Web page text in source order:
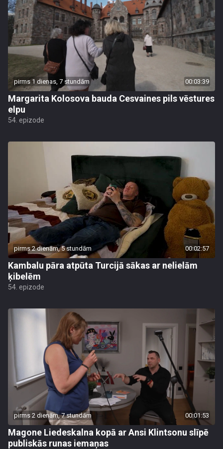
pirms 1 dienas, 7 stundām 00:03:39
Margarita Kolosova bauda Cesvaines pils vēstures
elpu
54. epizode
pirms 2 dienām, 5 stundām 00:02:57
Kambalu pāra atpūta Turcijā sākas ar nelielām
ķibelēm
54. epizode
pirms 2 dienām, 7 stundām 00:01:53
Magone Liedeskalna kopā ar Ansi Klintsonu slīpē
publiskās runas iemaņas